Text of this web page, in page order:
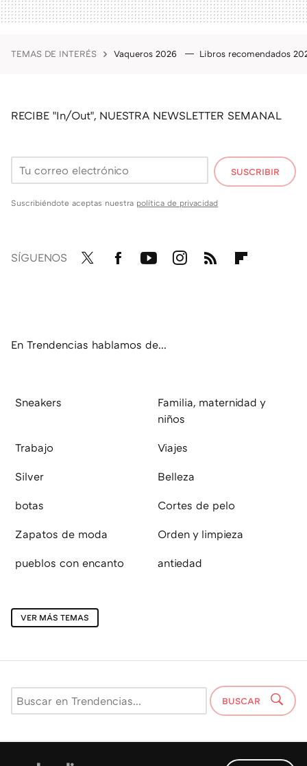
TEMAS DE INTERÉS Vaqueros 2026 Libros recomendados
RECIBE "In/Out", NUESTRA NEWSLETTER SEMANAL
SUSCRIBIR
Suscribiéndote aceptas nuestra política de privacidad
SÍGUENOS
En Trendencias hablamos de...
Sneakers
Familia, maternidad y
niños
Trabajo Viajes
Silver Belleza
botas Cortes de pelo
Zapatos de moda Orden y limpieza
pueblos con encanto antiedad
VER MÁS TEMAS
BUSCAR